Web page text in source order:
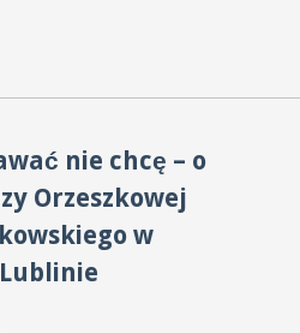
nie chcę – o
Orzeszkowej
w